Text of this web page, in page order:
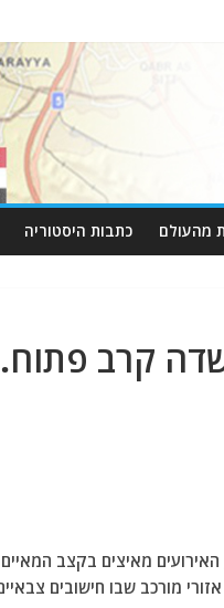
מהעולם כתבות היסטוריה
קרב
מאיצים בקצב
מורכב שבו חישובים צבאיים